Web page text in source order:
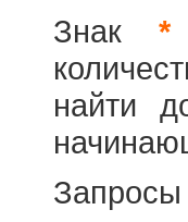
Знак*
найти
Запросы